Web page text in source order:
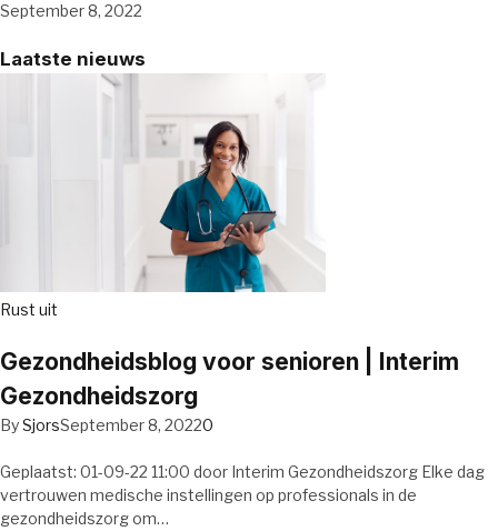
September 8, 2022
Laatste nieuws
Rust uit
Gezondheidsblog voor senioren | Interim
Gezondheidszorg
BySjorsSeptember 8, 20220
Geplaatst: 01-09-22 11:00 door Interim Gezondheidszorg Elke dag
vertrouwen medische instellingen op professionals in de
gezondheidszorg om…